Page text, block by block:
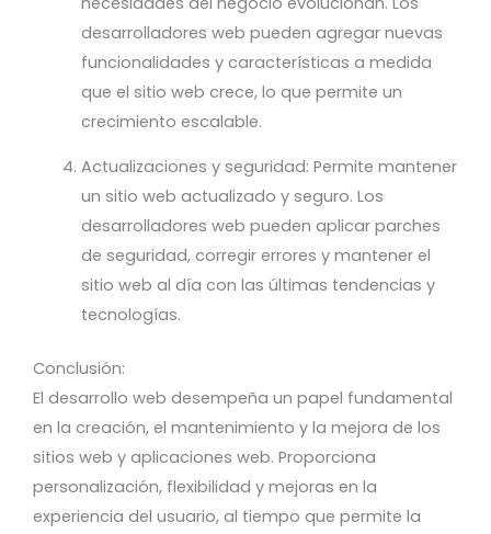
desarrolladores web pueden agregar nuevas
funcionalidades y características a medida
que el sitio web crece, lo que permite un
crecimiento escalable.
Actualizaciones y seguridad: Permite mantener
un sitio web actualizado y seguro. Los
desarrolladores web pueden aplicar parches
de seguridad, corregir errores y mantener el
sitio web al día con las últimas tendencias y
tecnologías.
Conclusión:
El desarrollo web desempeña un papel fundamental
en la creación, el mantenimiento y la mejora de los
sitios web y aplicaciones web. Proporciona
personalización, flexibilidad y mejoras en la
experiencia del usuario, al tiempo que permite la